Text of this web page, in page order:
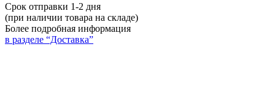
Срок отправки 1-2 дня
(при наличии товара на складе)
Более подробная информация
в разделе “Доставка”